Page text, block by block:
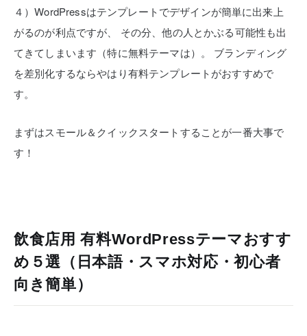
４）WordPressはテンプレートでデザインが簡単に出来上
がるのが利点ですが、
その分、他の人とかぶる可能性も出
てきてしまいます（特に無料テーマは）。
ブランディング
を差別化するならやはり有料テンプレートがおすすめで
す。
まずはスモール＆クイックスタートすることが一番大事で
す！
飲食店用 有料WordPressテーマおすす
め５選（日本語・スマホ対応・初心者
向き簡単）